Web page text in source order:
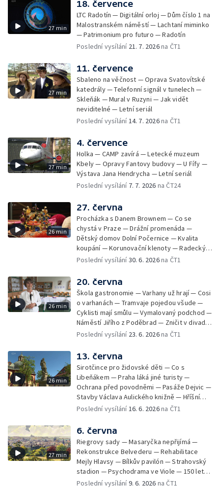
27 min
18. července
LTC Radotín — Digitální orloj — Dům číslo 1 na
Malostranském náměstí — Lachtaní miminko
— Patrimonium pro futuro — Radotín
Poslední vysílání 21. 7. 2026na ČT1
27 min
11. července
Sbaleno na věčnost — Oprava Svatovítské
katedrály — Telefonní signál v tunelech —
Skleňák — Mural v Ruzyni — Jak vidět
neviditelné — Letní seriál
Poslední vysílání14. 7. 2026na ČT1
27 min
4. července
Holka — CAMP zavírá — Letecké muzeum
Kbely — Opravy Fantovy budovy — U Fífy —
Výstava Jana Hendrycha — Letní seriál
Poslední vysílání 7. 7. 2026 na ČT24
26 min
27. června
Procházka s Danem Brownem — Co se
chystá v Praze — Drážní promenáda —
Dětský domov Dolní Počernice — Kvalita
koupání — Korunovační klenoty — Radecký
zpátky na Malostranské náměstí — 50 let
Poslední vysílání30. 6. 2026na ČT1
26 min
20. června
Škola gastronomie — Varhany už hrají — Cosi
o varhanách — Tramvaje pojedou všude —
Cyklisti mají smůlu — Vymalovaný podchod —
Náměstí Jiřího z Poděbrad — Zničit v divadle
Komedie — Den otevřených dveří — Letní
Poslední vysílání 23. 6. 2026na ČT1
26 min
13. června
Sirotčince pro židovské děti — Co s
Libeňákem — Praha láká jiné turisty —
Ochrana před povodněmi — Pasáže Dejvic —
Stavby Václava Aulického knižně — Hříšní
lidé v Divadle ABC — Kunratice
Poslední vysílání16. 6. 2026na ČT1
27 min
6. června
Riegrovy sady — Masaryčka nepřijímá —
Rekonstrukce Belvederu — Rehabilitace
Mejly Hlavsy — Bílkův pavilón — Strahovský
stadion — Psychodrama ve Viole — 150 let
od smrti Františka Palackého —
Poslední vysílání9. 6. 2026 na ČT1